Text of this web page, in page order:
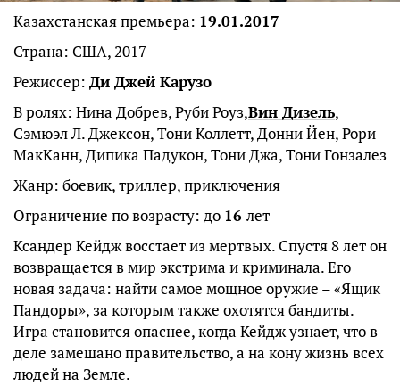
Казахстанская премьера: 19.01.2017
Страна: США, 2017
Режиссер: Ди Джей Карузо
В ролях: Нина Добрев, Руби Роуз,Вин Дизель,
Сэмюэл Л. Джексон, Тони Коллетт, Донни Йен, Рори
МакКанн, Дипика Падукон, Тони Джа, Тони Гонзалез
Жанр: боевик, триллер, приключения
Ограничение по возрасту: до 16 лет
Ксандер Кейдж восстает из мертвых. Спустя 8 лет он
возвращается в мир экстрима и криминала. Его
новая задача: найти самое мощное оружие – «Ящик
Пандоры», за которым также охотятся бандиты.
Игра становится опаснее, когда Кейдж узнает, что в
деле замешано правительство, а на кону жизнь всех
людей на Земле.